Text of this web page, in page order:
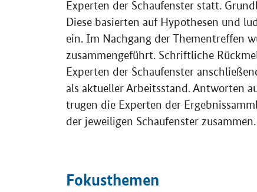
Diese basierten auf Hypothesen und
ein. Im Nachgang der Thementreffen
zusammengeführt. Schriftliche
Experten der Schaufenster
als aktueller Arbeitsstand. Antworten
trugen die Experten der
der jeweiligen Schaufenster zusammen.
Fokusthemen